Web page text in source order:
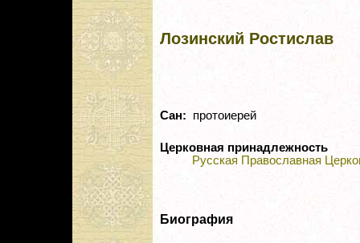
Лозинский Ростислав
Сан: протоиерей
Церковная принадлежность
Русская Православная
Биография